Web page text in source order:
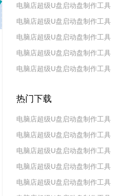
v7.5_2606
电脑店超级U盘启动盘制作工具
v7.5_2604
电脑店超级U盘启动盘制作工具
v7.5_2602
电脑店超级U盘启动盘制作工具
v7.5_2511
电脑店超级U盘启动盘制作工具
v7.5_2509
电脑店超级U盘启动盘制作工具
热门下载
电脑店超级U盘启动盘制作工具
v7.5_2606
电脑店超级U盘启动盘制作工具
v7.5_2604
电脑店超级U盘启动盘制作工具
v7.5_2602
电脑店超级U盘启动盘制作工具
v7.5 2019(天蓬元帅版)
电脑店超级U盘启动盘制作工具